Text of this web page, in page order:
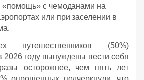
с чемоданами на
или при заселении в
путешественников (50%)
2026 году вынуждены вести себя
осторожнее, чем пять лет
опрошенных подчеркнули, что